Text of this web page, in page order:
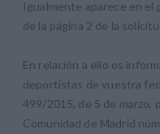
Igualmente aparece en el
de la página 2 de la
En relación a ello os
deportistas de vuestra
499/2015, de 5 de marzo,
Comunidad de Madrid